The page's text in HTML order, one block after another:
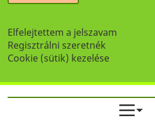
Elfelejtettem a jelszavam
Regisztrálni szeretnék
Cookie (sütik) kezelése